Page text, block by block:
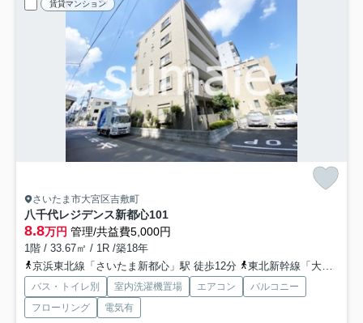
賃貸マンション
さいたま市大宮区吉敷町
八千代レジデンス新都心101
8.8万円 管理/共益費5,000円
1階 / 33.67㎡ / 1R /築18年
京浜東北線「さいたま新都心」駅 徒歩12分
東北新幹線「大宮」駅 徒歩16分
バス・トイレ別 室内洗濯機置場 エアコン
バルコニー
フローリング
電気有